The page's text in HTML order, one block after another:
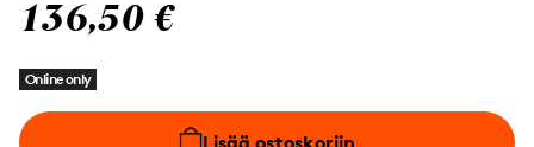
136,50 €
Online only
Lisää ostoskoriin